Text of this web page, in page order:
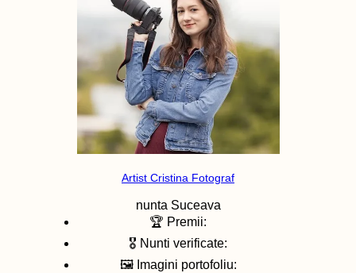
Artist Cristina Fotograf
nunta Suceava
🏆 Premii:
🎖️ Nunti verificate:
🖼️ Imagini portofoliu: